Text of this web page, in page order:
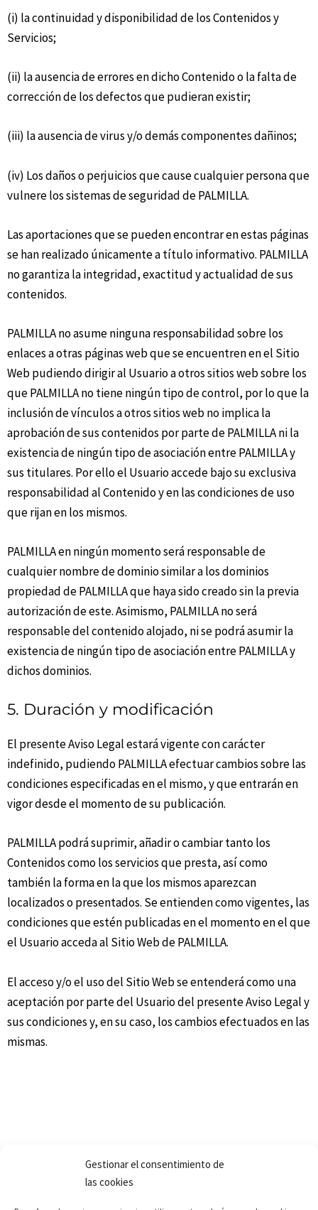
Gestionar el consentimiento de
las cookies
(i) la continuidad y disponibilidad de los Contenidos y
Servicios;
(ii) la ausencia de errores en dicho Contenido o la falta de
corrección de los defectos que pudieran existir;
(iii) la ausencia de virus y/o demás componentes dañinos;
(iv) Los daños o perjuicios que cause cualquier persona que
vulnere los sistemas de seguridad de PALMILLA.
Las aportaciones que se pueden encontrar en estas páginas
se han realizado únicamente a título informativo. PALMILLA
no garantiza la integridad, exactitud y actualidad de sus
contenidos.
PALMILLA no asume ninguna responsabilidad sobre los
enlaces a otras páginas web que se encuentren en el Sitio
Web pudiendo dirigir al Usuario a otros sitios web sobre los
que PALMILLA no tiene ningún tipo de control, por lo que la
inclusión de vínculos a otros sitios web no implica la
aprobación de sus contenidos por parte de PALMILLA ni la
existencia de ningún tipo de asociación entre PALMILLA y
sus titulares. Por ello el Usuario accede bajo su exclusiva
responsabilidad al Contenido y en las condiciones de uso
que rijan en los mismos.
PALMILLA en ningún momento será responsable de
cualquier nombre de dominio similar a los dominios
propiedad de PALMILLA que haya sido creado sin la previa
autorización de este. Asimismo, PALMILLA no será
responsable del contenido alojado, ni se podrá asumir la
existencia de ningún tipo de asociación entre PALMILLA y
dichos dominios.
5. Duración y modificación
El presente Aviso Legal estará vigente con carácter
indefinido, pudiendo PALMILLA efectuar cambios sobre las
condiciones especificadas en el mismo, y que entrarán en
vigor desde el momento de su publicación.
PALMILLA podrá suprimir, añadir o cambiar tanto los
Contenidos como los servicios que presta, así como
también la forma en la que los mismos aparezcan
localizados o presentados. Se entienden como vigentes, las
condiciones que estén publicadas en el momento en el que
el Usuario acceda al Sitio Web de PALMILLA.
El acceso y/o el uso del Sitio Web se entenderá como una
aceptación por parte del Usuario del presente Aviso Legal y
sus condiciones y, en su caso, los cambios efectuados en las
mismas.